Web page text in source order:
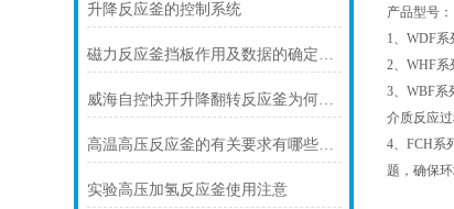
升降反应釜的控制系统
磁力反应釜挡板作用及数据的确定方法
威海自控快开升降翻转反应釜为何会广受用户喜爱
高温高压反应釜的有关要求有哪些呢？
实验高压加氢反应釜使用注意
产品型号：
1、WDF
2、WHF
3、WBF系
介质反应
4、FCH系
题，确保